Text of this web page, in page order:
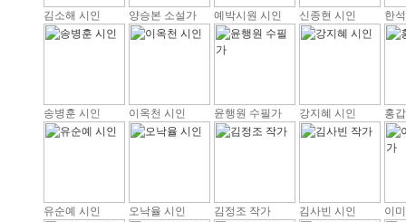
김소해 시인 양승본 소설가 예박시원 시인 신종현 시인 한
송병훈 시인 이옥천 시인 윤행원 수필가 강지혜 시인 홍
유순예 시인 오낙율 시인 김정조 작가 김사빈 시인 이